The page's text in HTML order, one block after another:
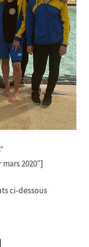
2020″]
ci-dessous